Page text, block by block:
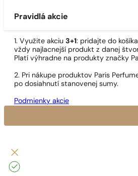
Pravidlá akcie
1. Využite akciu 3+1: pridajte do
vždy najlacnejší produkt z danej
Platí výhradne na produkty značky
2. Pri nákupe produktov Paris
po dosiahnutí stanovenej sumy.
Podmienky akcie